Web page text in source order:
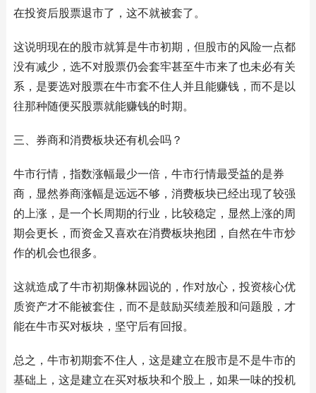
在投资后股票退市了，这不就被套了。
这说明现在的股市就算是牛市初期，但股市的风险一点都
没有减少，选不对股票仍会套牢甚至牛市来了也未必有关
系，是要选对股票在牛市套不住人并且能赚钱，而不是以
往那种随便买股票就能赚钱的时期。
三、券商和消费板块还有机会吗？
牛市行情，指数涨幅最少一倍，牛市行情最受益的是券
商，显然券商涨幅是远远不够，消费板块已经出现了较强
的上涨，是一个长周期的行业，比较稳定，显然上涨的周
期会更长，而资金又喜欢在消费板块抱团，自然在牛市炒
作的机会也很多。
这就造成了牛市初期像林园说的，作对放心，投资核心优
质资产才不能被套住，而不是鼓励买绩差股和问题股，才
能在牛市买对板块，坚守后有回报。
总之，牛市初期套不住人，这是建立在股市是不是牛市的
基础上，这是建立在买对板块和个股上，如果一味的投机